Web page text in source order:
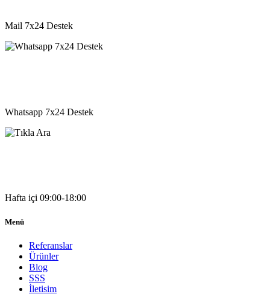
Mail 7x24 Destek
Whatsapp 7x24 Destek
Hafta içi 09:00-18:00
Menü
Referanslar
Ürünler
Blog
SSS
İletisim